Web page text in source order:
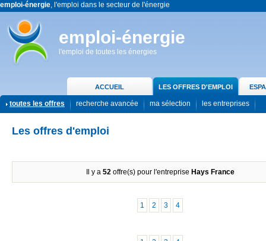
emploi-énergie, l'emploi dans le secteur de l'énergie
emploi-énergie
l'emploi de toutes les énergies
ACCUEIL LES OFFRES D'EMPLOI
toutes les offres recherche avancée ma sélection les entreprises
Les offres d'emploi
Il y a 52offre(s) pour l'entreprise Hays France
1 2 3 4